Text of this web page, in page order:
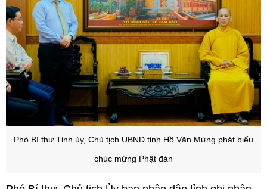
Phó Bí thư Tỉnh ủy, Chủ tịch UBND tỉnh Hồ Văn Mừng phát biểu
chúc mừng Phật đản